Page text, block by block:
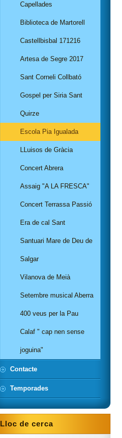
Capellades
Biblioteca de Martorell
Castellbisbal 171216
Artesa de Segre 2017
Sant Corneli Collbató
Gospel per Siria Sant
Quirze
Escola Pia Igualada
LLuisos de Gràcia
Concert Abrera
Assaig "A LA FRESCA"
Concert Terrassa Passió
Era de cal Sant
Santuari Mare de Deu de
Salgar
Vilanova de Meià
Setembre musical Aberra
400 veus per la Pau
Calaf " cap nen sense
joguina"
Contacte
Temporades
Lloc de cerca